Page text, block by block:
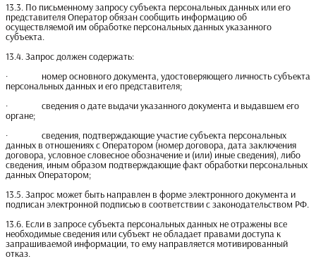
13.3. По письменному запросу субъекта персональных данных или его
представителя Оператор обязан сообщить информацию об
осуществляемой им обработке персональных данных указанного
субъекта.
13.4. Запрос должен содержать:
· номер основного документа, удостоверяющего личность субъекта
персональных данных и его представителя;
· сведения о дате выдачи указанного документа и выдавшем его
органе;
· сведения, подтверждающие участие субъекта персональных
данных в отношениях с Оператором (номер договора, дата заключения
договора, условное словесное обозначение и (или) иные сведения), либо
сведения, иным образом подтверждающие факт обработки персональных
данных Оператором;
13.5. Запрос может быть направлен в форме электронного документа и
подписан электронной подписью в соответствии с законодательством РФ.
13.6. Если в запросе субъекта персональных данных не отражены все
необходимые сведения или субъект не обладает правами доступа к
запрашиваемой информации, то ему направляется мотивированный
отказ.